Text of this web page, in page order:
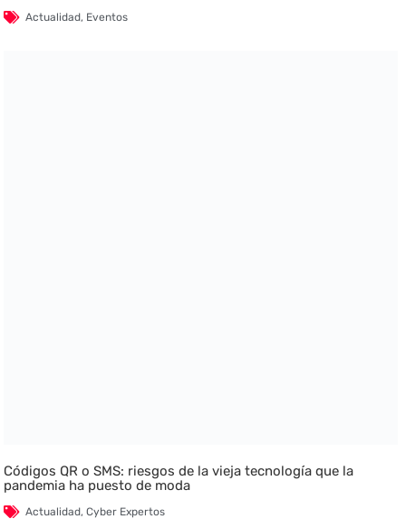
Actualidad, Eventos
Códigos QR o SMS: riesgos de la vieja tecnología que la
pandemia ha puesto de moda
Actualidad,Cyber Expertos